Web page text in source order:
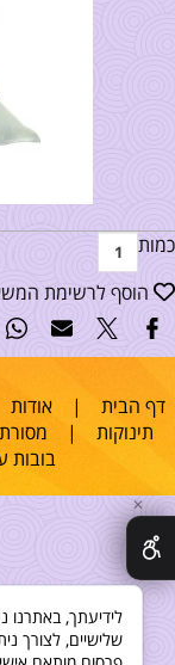
כמות
הוסף לרשימת
דף הבית |אודות
תינוקות |
בובות
✕
שלישיים, לצורך